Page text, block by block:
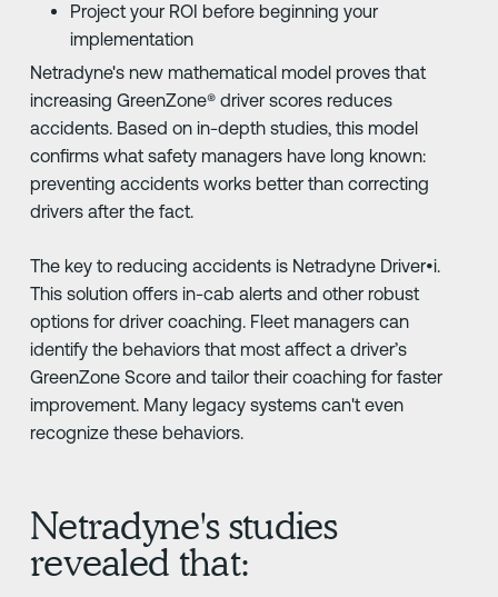
Project your ROI before beginning your
implementation
Netradyne's new mathematical model proves that
increasing GreenZone®️ driver scores reduces
accidents. Based on in-depth studies, this model
confirms what safety managers have long known:
preventing accidents works better than correcting
drivers after the fact.
The key to reducing accidents is Netradyne Driver•i.
This solution offers in-cab alerts and other robust
options for driver coaching. Fleet managers can
identify the behaviors that most affect a driver’s
GreenZone Score and tailor their coaching for faster
improvement. Many legacy systems can't even
recognize these behaviors.
Netradyne's studies
revealed that: